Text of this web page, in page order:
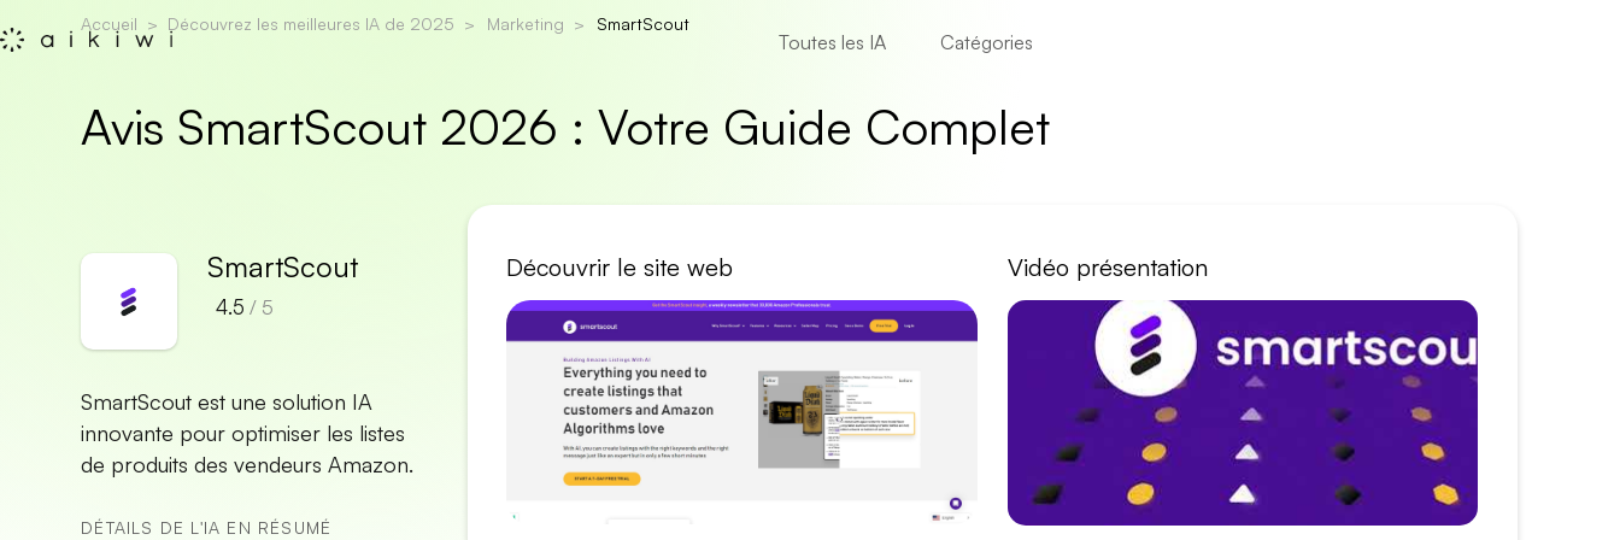
Toutes les IA Catégories
Accueil Découvrez les meilleures IA de 2025 Marketing SmartScout
Avis SmartScout 2026 : Votre Guide Complet
SmartScout
4.5 / 5
SmartScout est une solution IA
innovante pour optimiser les listes
de produits des vendeurs Amazon.
DÉTAILS DE L'IA EN RÉSUMÉ
Découvrir le site web Vidéo présentation